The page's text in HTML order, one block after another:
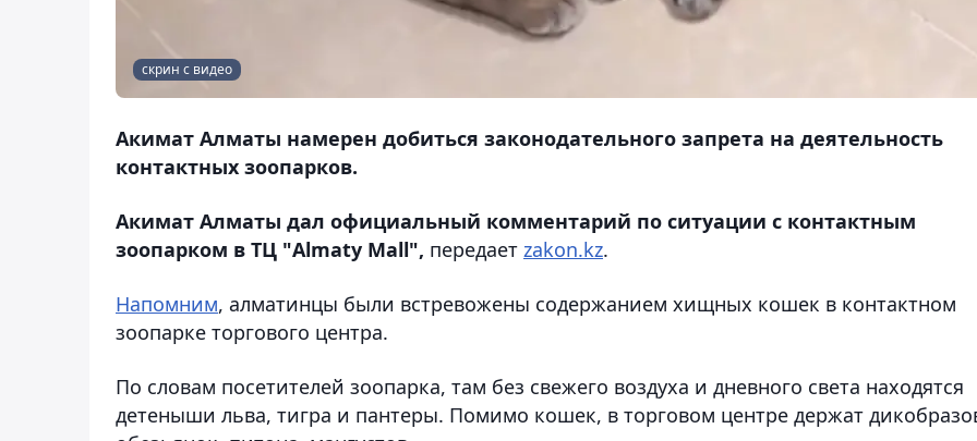
скрин с видео
Акимат Алматы намерен добиться законодательного запрета на деятельность
контактных зоопарков.
Акимат Алматы дал официальный комментарий по ситуации с контактным
зоопарком в ТЦ "Almaty Mall", передает zakon.kz.
Напомним, алматинцы были встревожены содержанием хищных кошек в контактном
зоопарке торгового центра.
По словам посетителей зоопарка, там без свежего воздуха и дневного света находятся
детеныши льва, тигра и пантеры. Помимо кошек, в торговом центре держат